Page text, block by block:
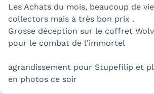
Les Achats du mois, beaucoup de
collectors mais à très bon prix .
Grosse déception sur le coffret
pour le combat de l'immortel
agrandissement pour Stupefilip et
en photos ce soir